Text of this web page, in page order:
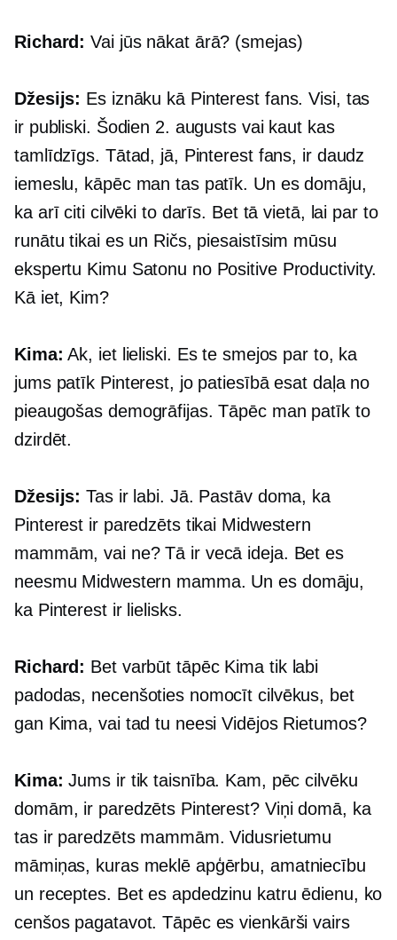
Richard: Vai jūs nākat ārā? (smejas)
Džesijs: Es iznāku kā Pinterest fans. Visi, tas
ir publiski. Šodien 2. augusts vai kaut kas
tamlīdzīgs. Tātad, jā, Pinterest fans, ir daudz
iemeslu, kāpēc man tas patīk. Un es domāju,
ka arī citi cilvēki to darīs. Bet tā vietā, lai par to
runātu tikai es un Ričs, piesaistīsim mūsu
ekspertu Kimu Satonu no Positive Productivity.
Kā iet, Kim?
Kima: Ak, iet lieliski. Es te smejos par to, ka
jums patīk Pinterest, jo patiesībā esat daļa no
pieaugošas demogrāfijas. Tāpēc man patīk to
dzirdēt.
Džesijs: Tas ir labi. Jā. Pastāv doma, ka
Pinterest ir paredzēts tikai Midwestern
mammām, vai ne? Tā ir vecā ideja. Bet es
neesmu Midwestern mamma. Un es domāju,
ka Pinterest ir lielisks.
Richard: Bet varbūt tāpēc Kima tik labi
padodas, necenšoties nomocīt cilvēkus, bet
gan Kima, vai tad tu neesi Vidējos Rietumos?
Kima: Jums ir tik taisnība. Kam, pēc cilvēku
domām, ir paredzēts Pinterest? Viņi domā, ka
tas ir paredzēts mammām. Vidusrietumu
māmiņas, kuras meklē apģērbu, amatniecību
un receptes. Bet es apdedzinu katru ēdienu, ko
cenšos pagatavot. Tāpēc es vienkārši vairs